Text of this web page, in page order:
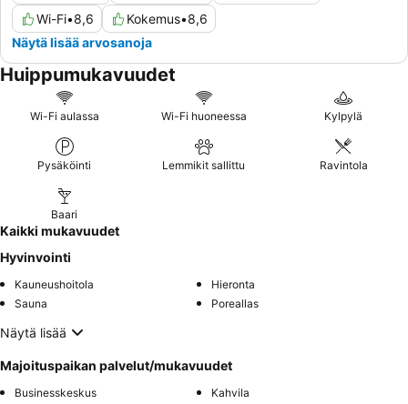
Wi-Fi•8,6 Kokemus•8,6
Näytä lisää arvosanoja
Huippumukavuudet
Wi-Fi aulassa Wi-Fi huoneessa Kylpylä
Pysäköinti Lemmikit sallittu Ravintola
Baari
Kaikki mukavuudet
Hyvinvointi
Kauneushoitola
Hieronta
Sauna
Poreallas
Näytä lisää
Majoituspaikan palvelut/mukavuudet
Businesskeskus
Kahvila